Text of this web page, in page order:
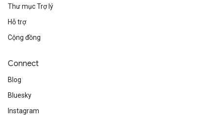
Thư mục Trợ lý
Hỗ trợ
Cộng đồng
Connect
Blog
Bluesky
Instagram